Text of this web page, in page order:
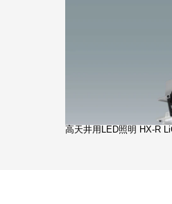
高天井用LED照明 HX-R